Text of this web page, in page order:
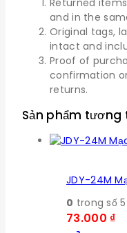
Returned
and in the
Original tags,
intact and
Proof of
confirmation
returns.
Sản phẩm tương
JDY-24M
0 trong số 5
73.000 ₫